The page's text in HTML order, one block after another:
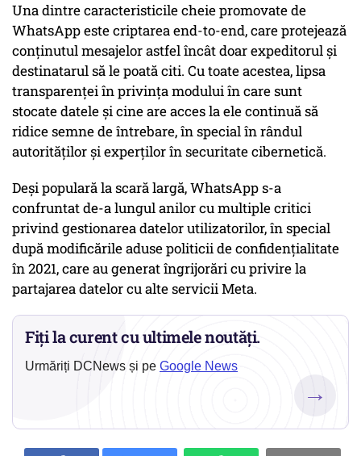
Una dintre caracteristicile cheie promovate de
WhatsApp este criptarea end-to-end, care protejează
conținutul mesajelor astfel încât doar expeditorul și
destinatarul să le poată citi. Cu toate acestea, lipsa
transparenței în privința modului în care sunt
stocate datele și cine are acces la ele continuă să
ridice semne de întrebare, în special în rândul
autorităților și experților în securitate cibernetică.
Deși populară la scară largă, WhatsApp s-a
confruntat de-a lungul anilor cu multiple critici
privind gestionarea datelor utilizatorilor, în special
după modificările aduse politicii de confidențialitate
în 2021, care au generat îngrijorări cu privire la
partajarea datelor cu alte servicii Meta.
Fiți la curent cu ultimele noutăți.
Urmăriți DCNews și pe Google News
→